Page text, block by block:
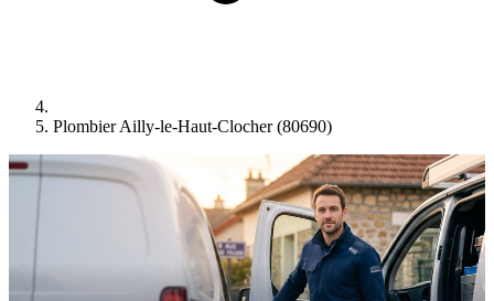
Plombier Ailly-le-Haut-Clocher (80690)